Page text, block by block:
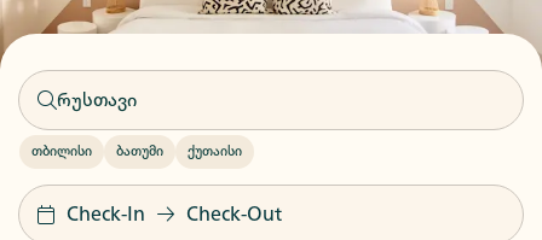
თბილისი ბათუმი ქუთაისი
Check-In Check-Out